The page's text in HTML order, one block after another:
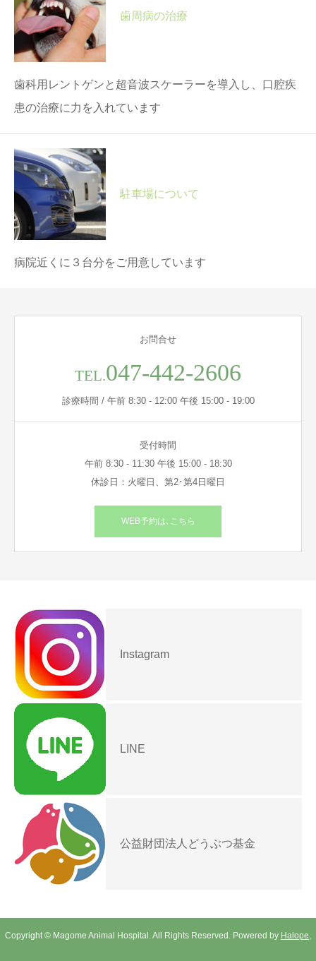
歯周病の治療
歯科用レントゲンと超音波スケーラーを導入し、口腔疾
患の治療に力を入れています
駐車場について
病院近くに３台分をご用意しています
お問合せ
TEL.047-442-2606
診療時間 / 午前 8:30 - 12:00 午後 15:00 - 19:00
受付時間
午前 8:30 - 11:30 午後 15:00 - 18:30
休診日：火曜日、第2･第4日曜日
WEB予約は､こちら
Instagram
LINE
公益財団法人どうぶつ基金
Copyright © Magome Animal Hospital. All Rights Reserved. Powered by Halope,